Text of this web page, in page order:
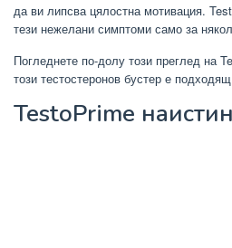
да ви липсва цялостна мотивация.
тези нежелани симптоми само за
Погледнете по-долу този преглед на
този тестостеронов бустер е
TestoPrime